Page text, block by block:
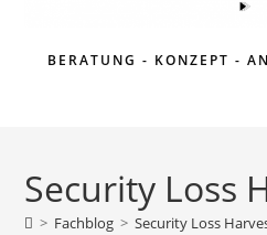
BERATUNG - KONZEPT -
Security Loss
> Fachblog > Security Loss